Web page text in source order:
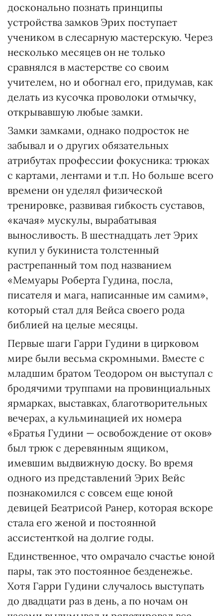
досконально познать принципы
устройства замков Эрих поступает
учеником в слесарную мастерскую. Через
несколько месяцев он не только
сравнялся в мастерстве со своим
учителем, но и обогнал его, придумав, как
делать из кусочка проволоки отмычку,
открывавшую любые замки.
Замки замками, однако подросток не
забывал и о других обязательных
атрибутах профессии фокусника: трюках
с картами, лентами и т.п. Но больше всего
времени он уделял физической
тренировке, развивая гибкость суставов,
«качая» мускулы, вырабатывая
выносливость. В шестнадцать лет Эрих
купил у букиниста толстенный
растрепанный том под названием
«Мемуары Роберта Гудина, посла,
писателя и мага, написанные им самим»,
который стал для Вейса своего рода
библией на целые месяцы.
Первые шаги Гарри Гудини в цирковом
мире были весьма скромными. Вместе с
младшим братом Теодором он выступал с
бродячими труппами на провинциальных
ярмарках, выставках, благотворительных
вечерах, а кульминацией их номера
«Братья Гудини — освобождение от оков»
был трюк с деревянным ящиком,
имевшим выдвижную доску. Во время
одного из представлений Эрих Вейс
познакомился с совсем еще юной
девицей Беатрисой Ранер, которая вскоре
стала его женой и постоянной
ассистенткой на долгие годы.
Единственное, что омрачало счастье юной
пары, так это постоянное безденежье.
Хотя Гарри Гудини случалось выступать
до двадцати раз в день, а по ночам он